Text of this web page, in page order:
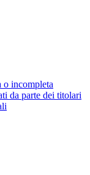
o incompleta
da parte dei titolari